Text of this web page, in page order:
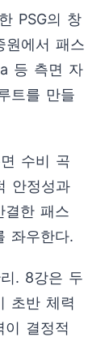
PSG의 창
원에서 패스
등 측면 자
트를 만들
수비 곡
안정성과
결한 패스
좌우한다.
. 8강은 두
초반 체력
이 결정적